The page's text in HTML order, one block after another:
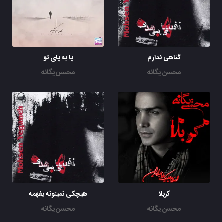
(چاووشی)
دیوونه نکن
دلمو آهم میگیره دامن تو عاقبت یه روز
نگو بی خبری
نگو نمی دونی دلم پر از یه نفرین سینه سوز
(چاووشی)
نگو بی خبری
(یگانه)
نگو نمی دونی وقتی که نیستی
گریه شده کار این دل عاشق شب و روز
گناهی ندارم
محسن یگانه
پا به پای تو
محسن یگانه
کربلا
محسن یگانه
هیچکی نمیتونه بفهمه
محسن یگانه